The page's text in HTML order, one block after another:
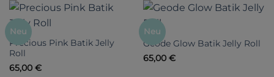
Neu
Precious Pink Batik Jelly
Roll
65,00 €
Neu
Geode Glow Batik Jelly Roll
65,00 €